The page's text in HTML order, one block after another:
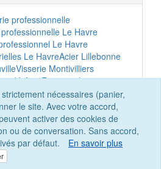
nécessaires (panier,
le site. Avec votre accord,
activer des cookies de
ou de conversation. Sans accord,
par défaut.
En savoir plus
professionnelle
Le Havre
Le Havre
Le HavreAcier Lillebonne
Visserie Montivilliers
JérômeFixation chantier
Outillage maintenance
Tôles et bardage
Clôtures Le Havre